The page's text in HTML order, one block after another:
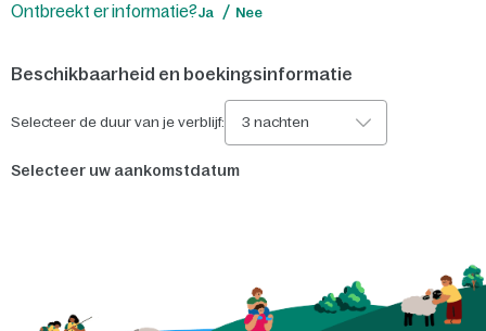
Ontbreekt er informatie?Ja Nee
Beschikbaarheid en boekingsinformatie
Selecteer de duur van je verblijf: 3 nachten
Selecteer uw aankomstdatum